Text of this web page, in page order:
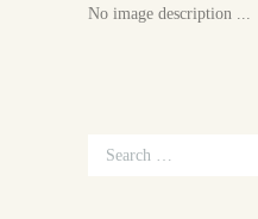
No image description ...